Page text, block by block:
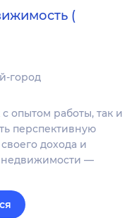
(
город
опытом работы, так и
перспективную
дохода и
недвижимости —